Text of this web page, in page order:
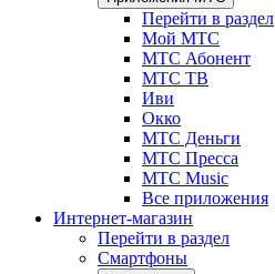
Перейти в раздел
Мой МТС
МТС Абонент
МТС ТВ
Иви
Окко
МТС Деньги
МТС Пресса
МТС Music
Все приложения
Интернет-магазин
Перейти в раздел
Смартфоны